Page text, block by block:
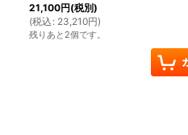
21,100円(税別)
(税込 : 23,210円)
残りあと2個です。